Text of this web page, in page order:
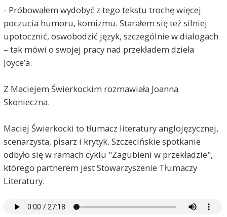
- Próbowałem wydobyć z tego tekstu trochę więcej
poczucia humoru, komizmu. Starałem się też silniej
upotocznić, oswobodzić język, szczególnie w dialogach
– tak mówi o swojej pracy nad przekładem dzieła
Joyce’a.
Z Maciejem Świerkockim rozmawiała Joanna
Skonieczna.
Maciej Świerkocki to tłumacz literatury anglojęzycznej,
scenarzysta, pisarz i krytyk. Szczecińskie spotkanie
odbyło się w ramach cyklu "Zagubieni w przekładzie",
którego partnerem jest Stowarzyszenie Tłumaczy
Literatury.